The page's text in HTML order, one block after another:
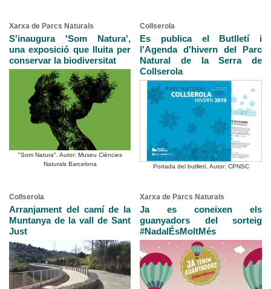
Xarxa de Parcs Naturals
S'inaugura 'Som Natura',
una exposició que lluita per
conservar la biodiversitat
"Som Natura". Autor: Museu Ciències
Naturals Barcelona
Collserola
Es publica el Butlletí i
l'Agenda d'hivern del Parc
Natural de la Serra de
Collserola
Portada del butlletí. Autor: CPNSC
Collserola
Arranjament del camí de la
Muntanya de la vall de Sant
Just
Xarxa de Parcs Naturals
Ja es coneixen els
guanyadors del sorteig
#NadalÉsMoltMés